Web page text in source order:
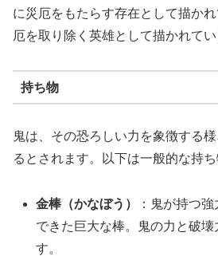
に災厄をもたらす存在として描か
厄を取り除く英雄として描かれてい
持ち物
鬼は、その恐ろしい力を象徴する
るとされます。以下は一般的な持ち
金棒（かなぼう）
：鬼が持つ
できた巨大な棒。鬼の力と破壊
す。